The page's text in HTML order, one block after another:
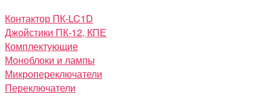
Контактор ПК-LC1D
Джойстики ПК-12, КПЕ
Комплектующие
Моноблоки и лампы
Микропереключатели
Переключатели